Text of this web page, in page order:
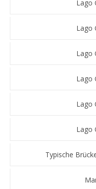
Lago
Lago
Lago
Lago
Lago
Lago
Typische